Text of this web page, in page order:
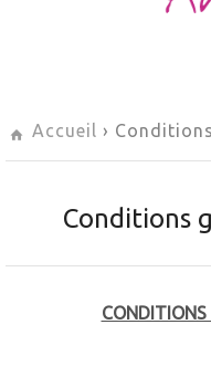
Accueil ›
Conditions
CONDITIONS